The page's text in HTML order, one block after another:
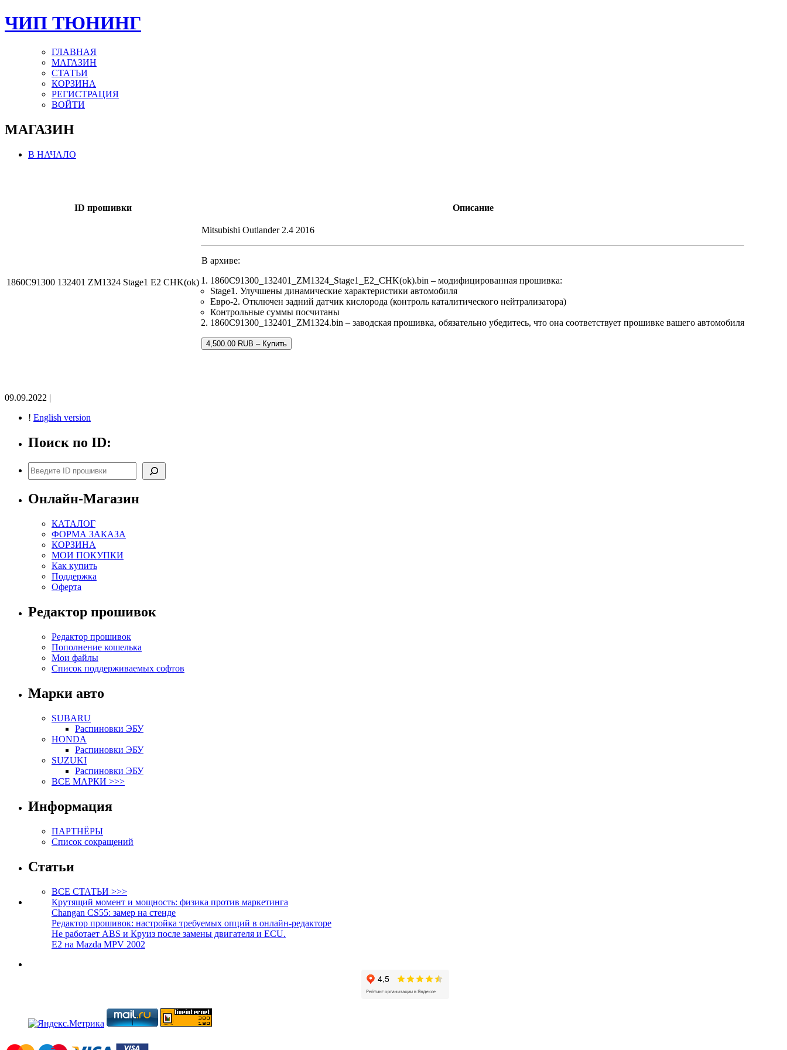
ЧИП ТЮНИНГ
ГЛАВНАЯ
МАГАЗИН
СТАТЬИ
КОРЗИНА
РЕГИСТРАЦИЯ
ВОЙТИ
МАГАЗИН
В НАЧАЛО
ID прошивки Описание
1860C91300 132401 ZM1324 Stage1 E2 CHK(ok)
Mitsubishi Outlander 2.4 2016
В архиве:
1860C91300_132401_ZM1324_Stage1_E2_CHK(ok).bin – модифицированная прошивка:
Stage1. Улучшены динамические характеристики автомобиля
Евро-2. Отключен задний датчик кислорода (контроль каталитического нейтрализатора)
Контрольные суммы посчитаны
1860C91300_132401_ZM1324.bin – заводская прошивка, обязательно убедитесь, что она соответствует прошивке вашего автомобиля
4,500.00 RUB – Купить
09.09.2022 |
! English version
Поиск по ID:
Поиск
Онлайн-Магазин
КАТАЛОГ
ФОРМА ЗАКАЗА
КОРЗИНА
МОИ ПОКУПКИ
Как купить
Поддержка
Оферта
Редактор прошивок
Редактор прошивок
Пополнение кошелька
Мои файлы
Список поддерживаемых софтов
Марки авто
SUBARU
Распиновки ЭБУ
HONDA
Распиновки ЭБУ
SUZUKI
Распиновки ЭБУ
ВСЕ МАРКИ >>>
Информация
ПАРТНЁРЫ
Список сокращений
Статьи
ВСЕ СТАТЬИ >>>
Крутящий момент и мощность: физика против маркетинга
Changan CS55: замер на стенде
Редактор прошивок: настройка требуемых опций в онлайн-редакторе
Не работает ABS и Круиз после замены двигателя и ECU.
E2 на Mazda MPV 2002